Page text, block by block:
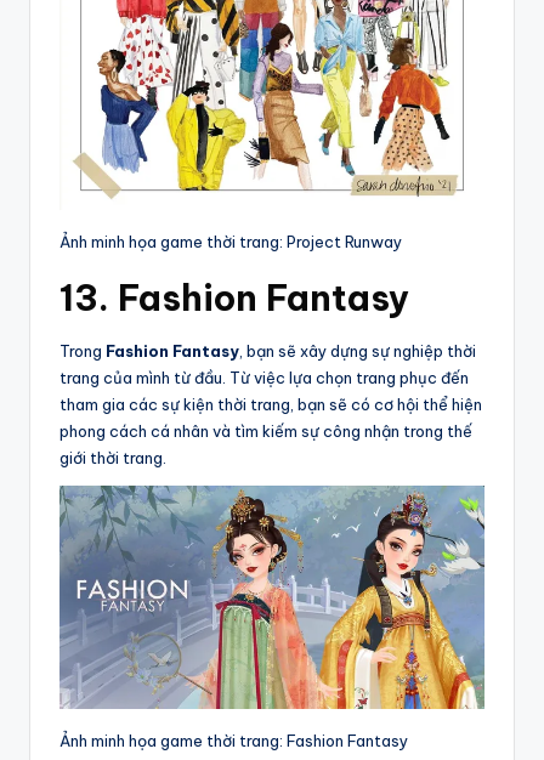
Ảnh minh họa game thời trang: Project Runway
13. Fashion Fantasy
Trong Fashion Fantasy, bạn sẽ xây dựng sự nghiệp thời
trang của mình từ đầu. Từ việc lựa chọn trang phục đến
tham gia các sự kiện thời trang, bạn sẽ có cơ hội thể hiện
phong cách cá nhân và tìm kiếm sự công nhận trong thế
giới thời trang.
Ảnh minh họa game thời trang: Fashion Fantasy